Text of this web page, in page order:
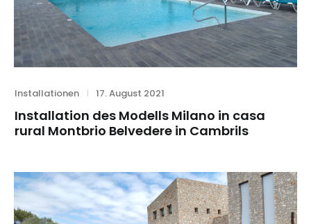
Category
Installationen
Posted
17. August 2021
Installation des Modells Milano in casa
rural Montbrio Belvedere in Cambrils